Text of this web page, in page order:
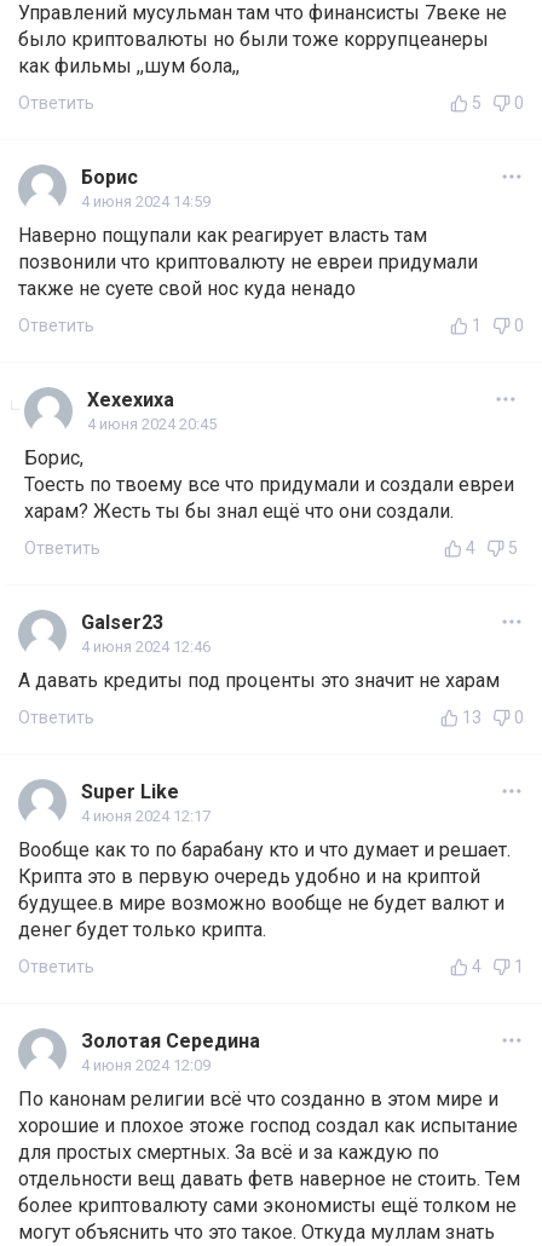
Управлений мусульман там что финансисты 7веке не
было криптовалюты но были тоже коррупцеанеры
как фильмы ,,шум бола,,
Ответить 5 0
Борис
4 июня 2024 14:59
Наверно пощупали как реагирует власть там
позвонили что криптовалюту не евреи придумали
также не суете свой нос куда ненадо
Ответить 1 0
Хехехиха
4 июня 2024 20:45
Борис,
Тоесть по твоему все что придумали и создали евреи
харам? Жесть ты бы знал ещё что они создали.
Ответить 4 5
Galser23
4 июня 2024 12:46
А давать кредиты под проценты это значит не харам
Ответить 13 0
Super Like
4 июня 2024 12:17
Вообще как то по барабану кто и что думает и решает.
Крипта это в первую очередь удобно и на криптой
будущее.в мире возможно вообще не будет валют и
денег будет только крипта.
Ответить 4 1
Золотая Середина
4 июня 2024 12:09
По канонам религии всё что созданно в этом мире и
хорошие и плохое этоже господ создал как испытание
для простых смертных. За всё и за каждую по
отдельности вещ давать фетв наверное не стоить. Тем
более криптовалюту сами экономисты ещё толком не
могут объяснить что это такое. Откуда муллам знать